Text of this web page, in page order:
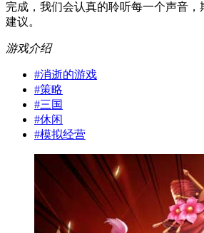
完成，我们会认真的聆听每一个声音
建议。
游戏介绍
#消逝的游戏
#策略
#三国
#休闲
#模拟经营